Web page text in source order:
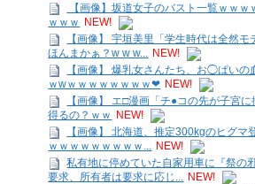
【画像】坂道女子のバスト一覧ｗｗｗ
ｗｗｗ
NEW!
【画像】 宇垣美里「学生時代は全然
ほんまかぁ？w w w... NEW!
【画像】 爆乳女さんたち、お◯ぱいの
ｗwｗｗｗｗｗｗｗｗ❤ NEW!
【画像】 エ□漫画「チ●コの先が子宮
得るの？ｗｗ
NEW!
【画像】 北海道、推定300kgのヒグマ
ｗｗｗｗｗｗｗｗｗ... NEW!
私有地に停めていた自家用車に『祭の
要求、所有者は要求に応じ... NEW!